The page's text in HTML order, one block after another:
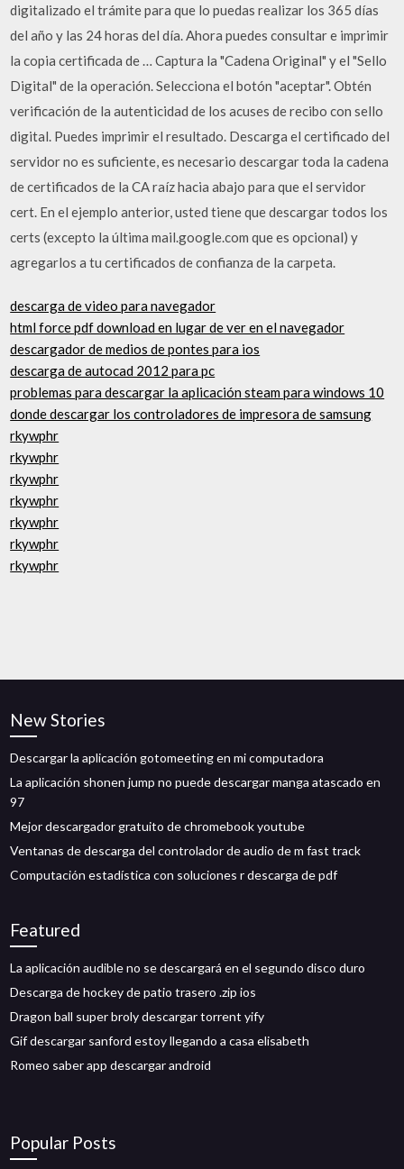
digitalizado el trámite para que lo puedas realizar los 365 días
del año y las 24 horas del día. Ahora puedes consultar e imprimir
la copia certificada de … Captura la "Cadena Original" y el "Sello
Digital" de la operación. Selecciona el botón "aceptar". Obtén
verificación de la autenticidad de los acuses de recibo con sello
digital. Puedes imprimir el resultado. Descarga el certificado del
servidor no es suficiente, es necesario descargar toda la cadena
de certificados de la CA raíz hacia abajo para que el servidor
cert. En el ejemplo anterior, usted tiene que descargar todos los
certs (excepto la última mail.google.com que es opcional) y
agregarlos a tu certificados de confianza de la carpeta.
descarga de video para navegador
html force pdf download en lugar de ver en el navegador
descargador de medios de pontes para ios
descarga de autocad 2012 para pc
problemas para descargar la aplicación steam para windows 10
donde descargar los controladores de impresora de samsung
rkywphr
rkywphr
rkywphr
rkywphr
rkywphr
rkywphr
rkywphr
New Stories
Descargar la aplicación gotomeeting en mi computadora
La aplicación shonen jump no puede descargar manga atascado en
97
Mejor descargador gratuito de chromebook youtube
Ventanas de descarga del controlador de audio de m fast track
Computación estadística con soluciones r descarga de pdf
Featured
La aplicación audible no se descargará en el segundo disco duro
Descarga de hockey de patio trasero .zip ios
Dragon ball super broly descargar torrent yify
Gif descargar sanford estoy llegando a casa elisabeth
Romeo saber app descargar android
Popular Posts